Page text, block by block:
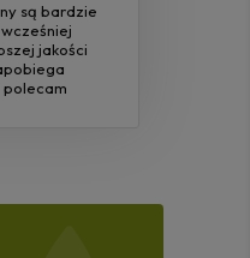
są bardzie
jakości
polecam